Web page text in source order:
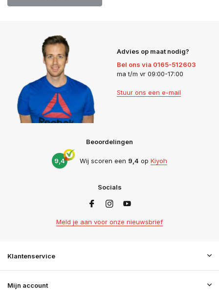
Advies op maat nodig?
Bel ons via 0165-512603
ma t/m vr 09:00-17:00
Stuur ons een e-mail
Beoordelingen
9,4 Wij scoren een 9,4 op Kiyoh
Socials
Meld je aan voor onze nieuwsbrief
Klantenservice
Mijn account